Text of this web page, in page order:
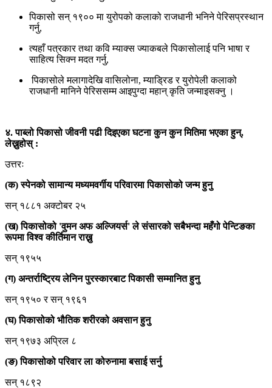
पिकासो सन् १९०० मा युरोपको कलाको राजधानी भनिने पेरिसप्रस्थान
गर्नु,
त्यहाँ पत्रकार तथा कवि म्याक्स ज्याकबले पिकासोलाई पनि भाषा र
साहित्य सिक्न मदत गर्नु,
पिकासोले मलागादेखि वासिलोना, म्याड्रिड र युरोपेली कलाको
राजधानी मानिने पेरिससम्म आइपुग्दा महान् कृति जन्माइसक्नु ।
४. पाब्लो पिकासो जीवनी पढी दिइएका घटना कुन कुन मितिमा भएका हुन्,
लेख्नुहोस् :
उत्तरः
(क) स्पेनको सामान्य मध्यमवर्गीय परिवारमा पिकासोको जन्म हुनु
सन् १८८१ अक्टोबर २५
(ख) पिकासोको 'वुमन अफ अल्जियर्स' ले संसारको सबैभन्दा महँगो पेन्टिङका
रूपमा विश्व कीर्तिमान राख्नु
सन् १९५५
(ग) अन्तर्राष्ट्रिय लेनिन पुरस्कारबाट पिकासी सम्मानित हुनु
सन् १९५० र सन् १९६१
(घ) पिकासोको भौतिक शरीरको अवसान हुनु
सन् १९७३ अप्रिल ८
(ङ) पिकासोको परिवार ला कोरुनामा बसाई सर्नु
सन् १८९२